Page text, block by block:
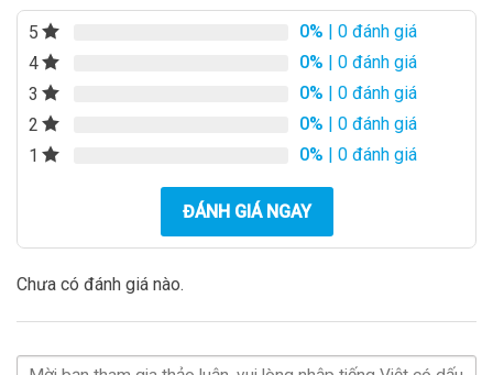
5 0% | 0 đánh giá
4
0% | 0 đánh giá
3
0% | 0 đánh giá
2
0% | 0 đánh giá
1
0% | 0 đánh giá
ĐÁNH GIÁ NGAY
Chưa có đánh giá nào.